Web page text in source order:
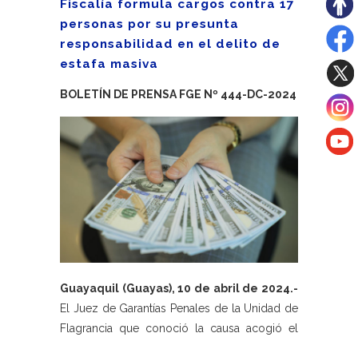
Fiscalía formula cargos contra 17
personas por su presunta
responsabilidad en el delito de
estafa masiva
BOLETÍN DE PRENSA FGE Nº 444-DC-2024
Guayaquil (Guayas), 10 de abril de 2024.-
El Juez de Garantías Penales de la Unidad de
Flagrancia que conoció la causa acogió el